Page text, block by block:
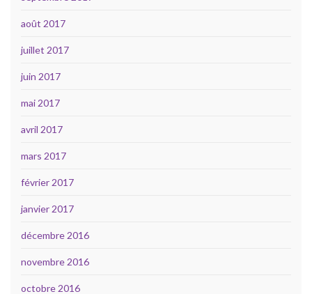
août 2017
juillet 2017
juin 2017
mai 2017
avril 2017
mars 2017
février 2017
janvier 2017
décembre 2016
novembre 2016
octobre 2016